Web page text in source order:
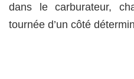
dans le carburateur,
tournée d’un côté